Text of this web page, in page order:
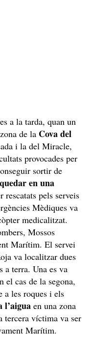
a la tarda, quan un
de la Cova del
i la del Miracle,
provocades per
sortir de
en una
rescatats pels serveis
Mèdiques va
medicalitzat.
Mossos
Marítim. El servei
va localitzar dues
a terra. Una es va
el cas de la segona,
a les roques i els
l’aigua en una zona
tercera víctima va ser
Marítim.